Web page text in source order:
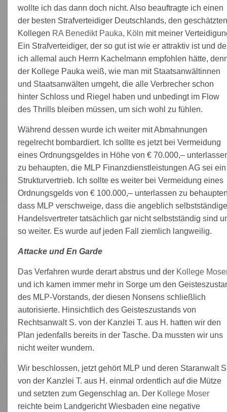
wollte ich das dann doch nicht. Also beauftragte ich einen
der besten Strafverteidiger Deutschlands, den geschätzten
Kollegen RA Benedikt Pauka, Köln mit meiner
Ein Strafverteidiger, der so gut ist wie er attraktiv ist und
ich allemal auch Herrn Kachelmann empfohlen hätte,
der Kollege Pauka weiß, wie man mit Staatsanwältinnen
und Staatsanwälten umgeht, die alle Verbrecher schon
hinter Schloss und Riegel haben und unbedingt im Flow
des Thrills bleiben müssen, um sich wohl zu fühlen.
Während dessen wurde ich weiter mit Abmahnungen
regelrecht bombardiert. Ich sollte es jetzt bei Vermeidung
eines Ordnungsgeldes in Höhe von € 70.000,–
zu behaupten, die MLP Finanzdienstleistungen AG sei ein
Strukturvertrieb. Ich sollte es weiter bei Vermeidung eines
Ordnungsgelds von € 100.000,– unterlassen zu
dass MLP verschweige, dass die angeblich
Handelsvertreter tatsächlich gar nicht selbstständig sind
so weiter. Es wurde auf jeden Fall ziemlich langweilig.
Attacke und En Garde
Das Verfahren wurde derart abstrus und der Kollege
und ich kamen immer mehr in Sorge um den
des MLP-Vorstands, der diesen Nonsens schließlich
autorisierte. Hinsichtlich des Geisteszustands von
Rechtsanwalt S. von der Kanzlei T. aus H. hatten wir den
Plan jedenfalls bereits in der Tasche. Da mussten wir uns
nicht weiter wundern.
Wir beschlossen, jetzt gehört MLP und deren Staranwalt S
von der Kanzlei T. aus H. einmal ordentlich auf die Mütze
und setzten zum Gegenschlag an. Der Kollege Moser
reichte beim Landgericht Wiesbaden eine negative